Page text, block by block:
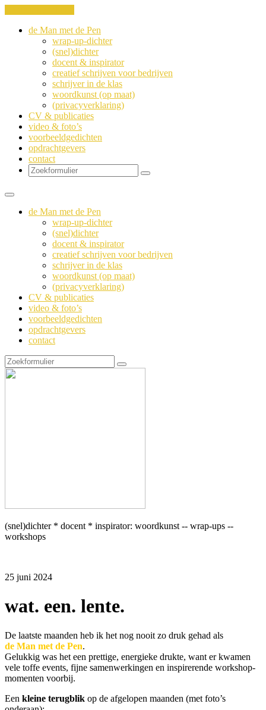
de Man met de Pen
wrap-up-dichter
(snel)dichter
docent & inspirator
creatief schrijven voor bedrijven
schrijver in de klas
woordkunst (op maat)
(privacyverklaring)
CV & publicaties
video & foto’s
voorbeeldgedichten
opdrachtgevers
contact
Zoeken
de Man met de Pen
wrap-up-dichter
(snel)dichter
docent & inspirator
creatief schrijven voor bedrijven
schrijver in de klas
woordkunst (op maat)
(privacyverklaring)
CV & publicaties
video & foto’s
voorbeeldgedichten
opdrachtgevers
contact
Zoeken
(snel)dichter * docent * inspirator: woordkunst -- wrap-ups --
workshops
25 juni 2024
wat. een. lente.
De laatste maanden heb ik het nog nooit zo druk gehad als
de Man met de Pen.
Gelukkig was het een prettige, energieke drukte, want er kwamen
vele toffe events, fijne samenwerkingen en inspirerende workshop-
momenten voorbij.
Een kleine terugblik op de afgelopen maanden (met foto’s